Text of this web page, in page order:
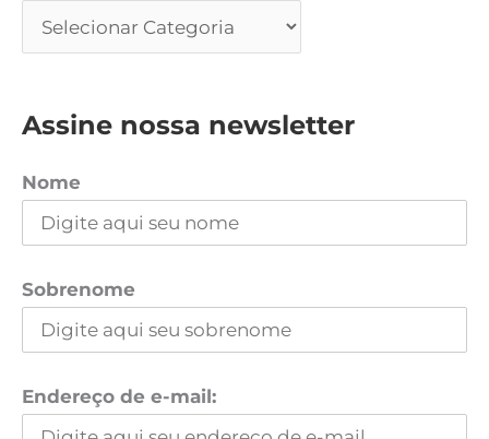
Assine nossa newsletter
Nome
Sobrenome
Endereço de e-mail: